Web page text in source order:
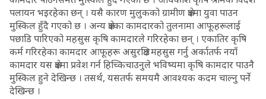
पलायन भइरहेका छन् । यसै कारण मुलुकको ग्रामीण क्षेत्रमा युवा पाउन
मुस्किल हुँदै गएको छ । अन्य क्षेत्रका कामदारको तुलनामा आफूहरूलाई
पछाडि पारिएको महसुस कृषि कामदारले गरिरहेका छन् । एकातिर कृषि
कर्म गरिरहेका कामदार आफूहरू असुरक्षित महसुस गर्नु अर्कातर्फ नयाँ
कामदार यस क्षेत्रमा प्रवेश गर्न हिच्किचाउनुले भविष्यमा कृषि कामदार पाउनै
मुस्किल हुने देखिन्छ । तसर्थ, यसतर्फ समयमै आवश्यक कदम चाल्नु पर्ने
देखिन्छ ।